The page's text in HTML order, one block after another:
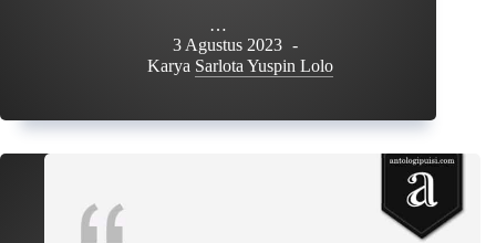
…
3 Agustus 2023
Karya Sarlota Yuspin Lolo